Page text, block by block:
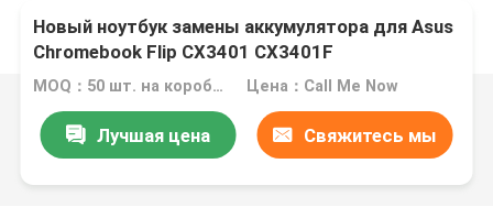
Новый ноутбук замены аккумулятора для Asus
Chromebook Flip CX3401 CX3401F
MOQ：50 шт. на коробку Цена：Call Me Now
Лучшая цена Свяжитесь мы